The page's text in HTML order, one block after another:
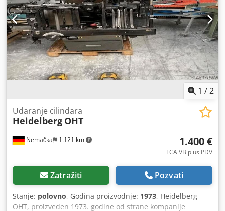
1 /2
Nemačka 1.121 km
Udaranje cilindara
Heidelberg OHT
1.400 €
FCA VB plus PDV
Zatražiti Pozvati
Stanje: polovno, Godina proizvodnje: 1973, Heidelberg
OHT, proizveden 1973. godine od strane kompanije